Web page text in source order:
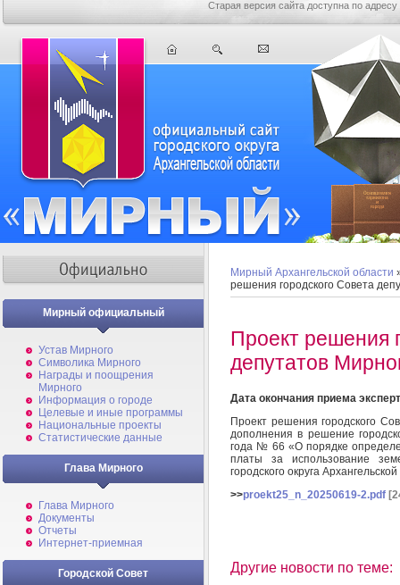
Старая версия сайта доступна по адресу
Мирный официальный
Устав Мирного
Символика Мирного
Награды и поощрения
Мирного
Информация о городе
Целевые и иные программы
Национальные проекты
Статистические данные
Глава Мирного
Глава Мирного
Документы
Отчеты
Интернет-приемная
Городской Совет
Мирный Архангельской области
решения городского Совета
Проект решения
депутатов
Дата окончания приема
Проект решения городского
дополнения в решение
года № 66 «О порядке
платы за использование
городского округа
>>proekt25_n_20250619-2.pdf
Другие новости по теме: